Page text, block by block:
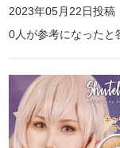
2023年05月22日投稿
0人が参考になったと